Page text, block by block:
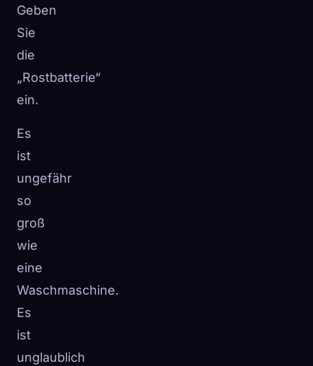
Geben
Sie
die
„Rostbatterie“
ein.
Es
ist
ungefähr
so ​​
groß
wie
eine
Waschmaschine.
Es
ist
unglaublich